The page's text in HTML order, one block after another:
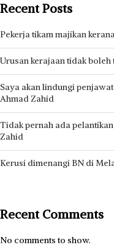
Recent Posts
Pekerja tikam majikan
Urusan kerajaan tidak
Saya akan lindungi
Ahmad Zahid
Tidak pernah ada
Zahid
Kerusi dimenangi BN di
Recent Comments
No comments to show.